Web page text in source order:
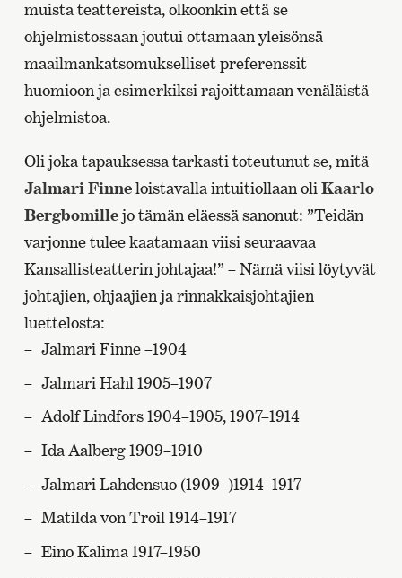
muista teattereista, olkoonkin että se
ohjelmistossaan joutui ottamaan yleisönsä
maailmankatsomukselliset preferenssit
huomioon ja esimerkiksi rajoittamaan venäläistä
ohjelmistoa.
Oli joka tapauksessa tarkasti toteutunut se, mitä
Jalmari Finneloistavalla intuitiollaan oli Kaarlo
Bergbomillejo tämän eläessä sanonut: ”Teidän
varjonne tulee kaatamaan viisi seuraavaa
Kansallisteatterin johtajaa!” – Nämä viisi löytyvät
johtajien, ohjaajien ja rinnakkaisjohtajien
luettelosta:
Jalmari Finne –1904
Jalmari Hahl 1905–1907
Adolf Lindfors 1904–1905, 1907–1914
Ida Aalberg 1909–1910
Jalmari Lahdensuo (1909–)1914–1917
Matilda von Troil 1914–1917
Eino Kalima 1917–1950